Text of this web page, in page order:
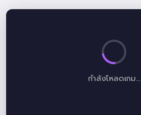
กำลังโหลดเกม...